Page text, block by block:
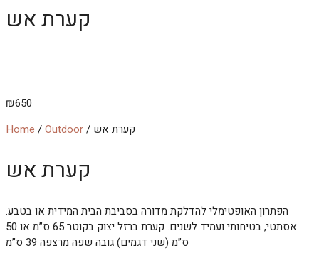
קערת אש
₪650
Home /Outdoor / קערת אש
קערת אש
הפתרון האופטימלי להדלקת מדורה בסביבת הבית המידית או בטבע.
אסתטי, בטיחותי ועמיד לשנים. קערת ברזל יצוק בקוטר 65 ס”מ או 50
ס”מ (שני דגמים) גובה שפה מרצפה 39 ס”מ